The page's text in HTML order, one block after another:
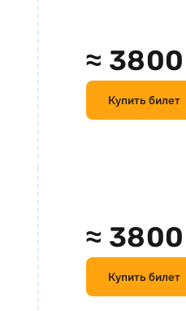
≈ 3800
Купить билет
≈ 3800
Купить билет